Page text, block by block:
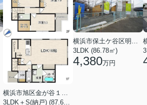
3LDK (86.78㎡)
4,380万円